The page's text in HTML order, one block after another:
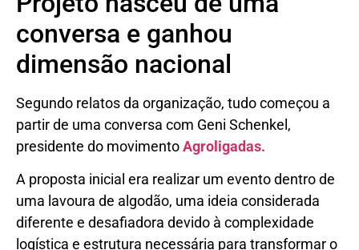
conversa e ganhou
dimensão nacional
Segundo relatos da organização, tudo começou a
partir de uma conversa com Geni Schenkel,
presidente do movimentoAgroligadas.
A proposta inicial era realizar um evento dentro de
uma lavoura de algodão, uma ideia considerada
diferente e desafiadora devido à complexidade
logística e estrutura necessária para transformar o